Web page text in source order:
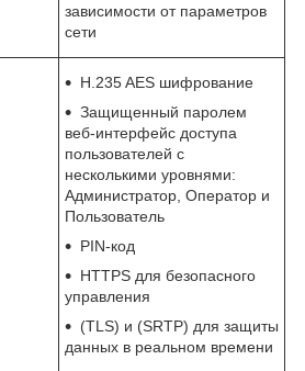
зависимости от параметров
сети
H.235 AES шифрование
Защищенный паролем
веб-интерфейс доступа
пользователей с
несколькими уровнями:
Администратор, Оператор и
Пользователь
PIN-код
HTTPS для безопасного
управления
(TLS) и (SRTP) для защиты
данных в реальном времени